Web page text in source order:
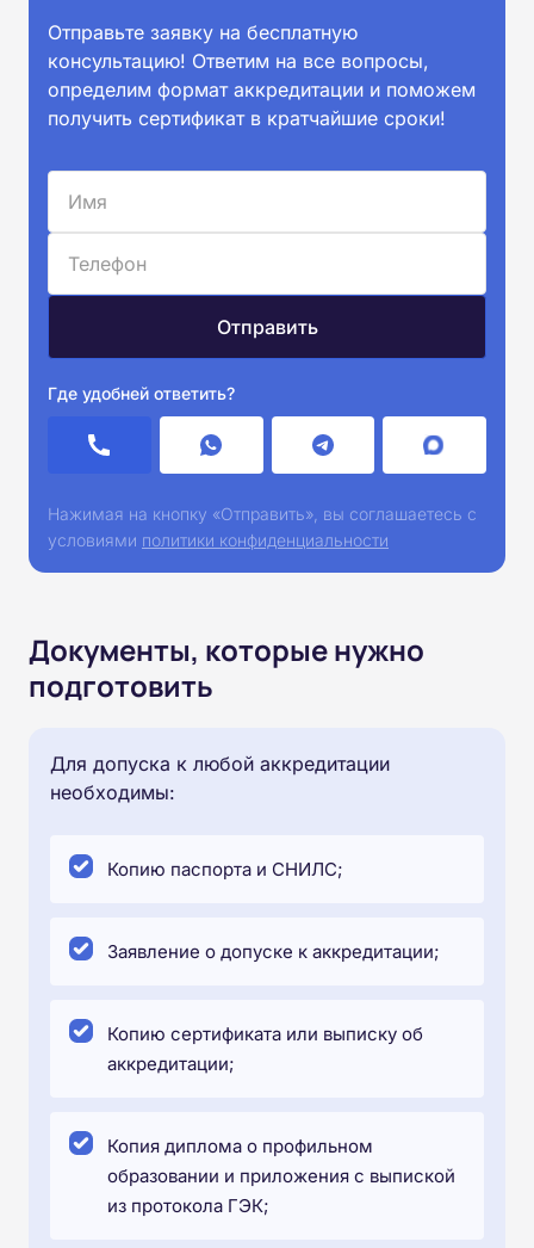
Отправьте заявку на бесплатную
консультацию! Ответим на все вопросы,
определим формат аккредитации и поможем
получить сертификат в кратчайшие сроки!
Где удобней ответить?
Нажимая на кнопку «Отправить», вы соглашаетесь с
условиями политики конфиденциальности
Документы, которые нужно
подготовить
Для допуска к любой аккредитации
необходимы:
Копию паспорта и СНИЛС;
Заявление о допуске к аккредитации;
Копию сертификата или выписку об
аккредитации;
Копия диплома о профильном
образовании и приложения с выпиской
из протокола ГЭК;